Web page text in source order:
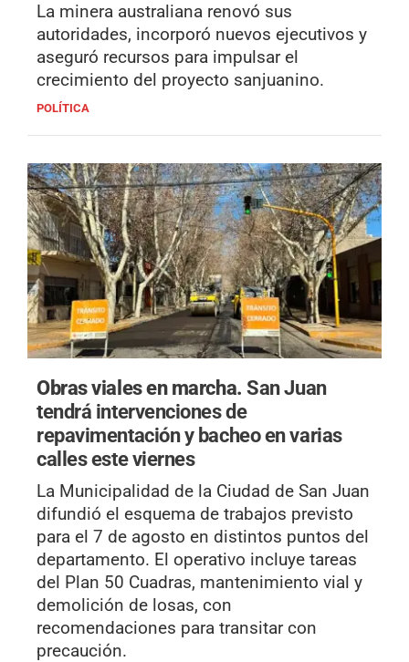
La minera australiana renovó sus
autoridades, incorporó nuevos ejecutivos y
aseguró recursos para impulsar el
crecimiento del proyecto sanjuanino.
POLÍTICA
Obras viales en marcha.San Juan
tendrá intervenciones de
repavimentación y bacheo en varias
calles este viernes
La Municipalidad de la Ciudad de San Juan
difundió el esquema de trabajos previsto
para el 7 de agosto en distintos puntos del
departamento. El operativo incluye tareas
del Plan 50 Cuadras, mantenimiento vial y
demolición de losas, con
recomendaciones para transitar con
precaución.